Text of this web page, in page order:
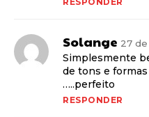
Solange 27 de
Simplesmente
de tons e
…..perfeito
RESPONDER